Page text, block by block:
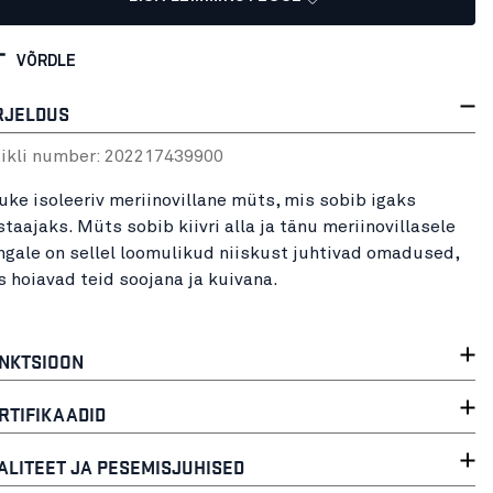
VÕRDLE
number: 202217439900
isoleeriv meriinovillane müts, mis sobib igaks
Müts sobib kiivri alla ja tänu meriinovillasele
on sellel loomulikud niiskust juhtivad omadused,
hoiavad teid soojana ja kuivana.
JA PESEMISJUHISED